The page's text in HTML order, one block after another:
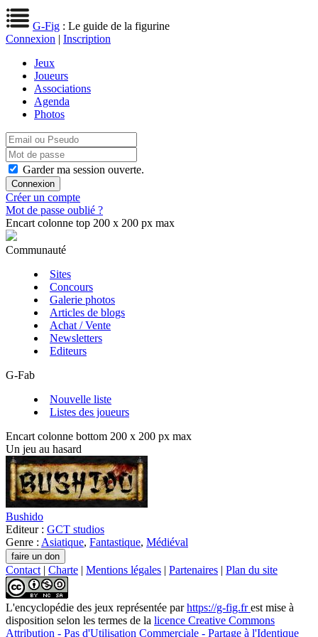
G-Fig : Le guide de la figurine
Connexion | Inscription
Jeux
Joueurs
Associations
Agenda
Photos
Garder ma session ouverte.
Créer un compte
Mot de passe oublié ?
Encart colonne top 200 x 200 px max
Communauté
Sites
Concours
Galerie photos
Articles de blogs
Achat / Vente
Newsletters
Editeurs
G-Fab
Nouvelle liste
Listes des joueurs
Encart colonne bottom 200 x 200 px max
Un jeu au hasard
Bushido
Editeur : GCT studios
Genre : Asiatique, Fantastique, Médiéval
Contact | Charte | Mentions légales | Partenaires | Plan du site
L'encyclopédie des jeux représentée parhttps://g-fig.frest mise à
disposition selon les termes de la licence Creative Commons
Attribution - Pas d'Utilisation Commerciale - Partage à l'Identique